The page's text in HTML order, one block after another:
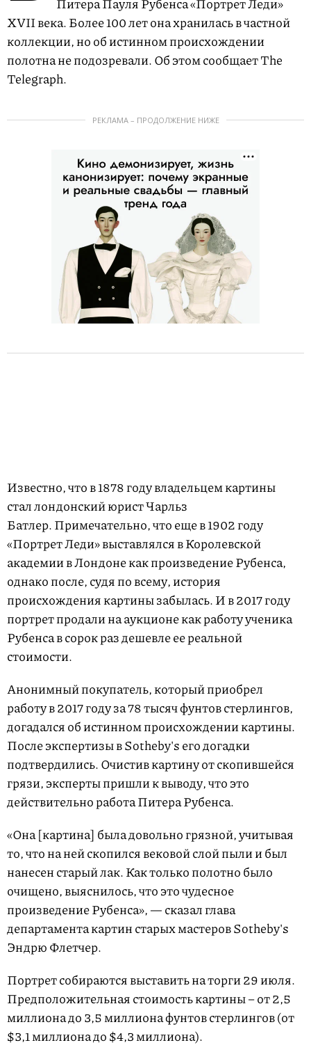
Питера Пауля Рубенса «Портрет Леди»
XVII века. Более 100 лет она хранилась в частной
коллекции, но об истинном происхождении
полотна не подозревали. Об этом сообщает The
Telegraph.
РЕКЛАМА – ПРОДОЛЖЕНИЕ НИЖЕ
Известно, что в 1878 году владельцем картины
стал лондонский юрист Чарльз
Батлер. Примечательно, что еще в 1902 году
«Портрет Леди» выставлялся в Королевской
академии в Лондоне как произведение Рубенса,
однако после, судя по всему, история
происхождения картины забылась. И в 2017 году
портрет продали на аукционе как работу ученика
Рубенса в сорок раз дешевле ее реальной
стоимости.
Анонимный покупатель, который приобрел
работу в 2017 году за 78 тысяч фунтов стерлингов,
догадался об истинном происхождении картины.
После экспертизы в Sotheby's его догадки
подтвердились. Очистив картину от скопившейся
грязи, эксперты пришли к выводу, что это
действительно работа Питера Рубенса.
«Она [картина] была довольно грязной, учитывая
то, что на ней скопился вековой слой пыли и был
нанесен старый лак. Как только полотно было
очищено, выяснилось, что это чудесное
произведение Рубенса», — сказал глава
департамента картин старых мастеров Sotheby's
Эндрю Флетчер.
Портрет собираются выставить на торги 29 июля.
Предположительная стоимость картины – от 2,5
миллиона до 3,5 миллиона фунтов стерлингов (от
$3,1 миллиона до $4,3 миллиона).